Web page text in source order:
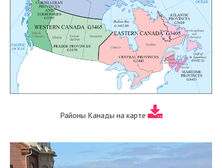
Районы Канады на карте